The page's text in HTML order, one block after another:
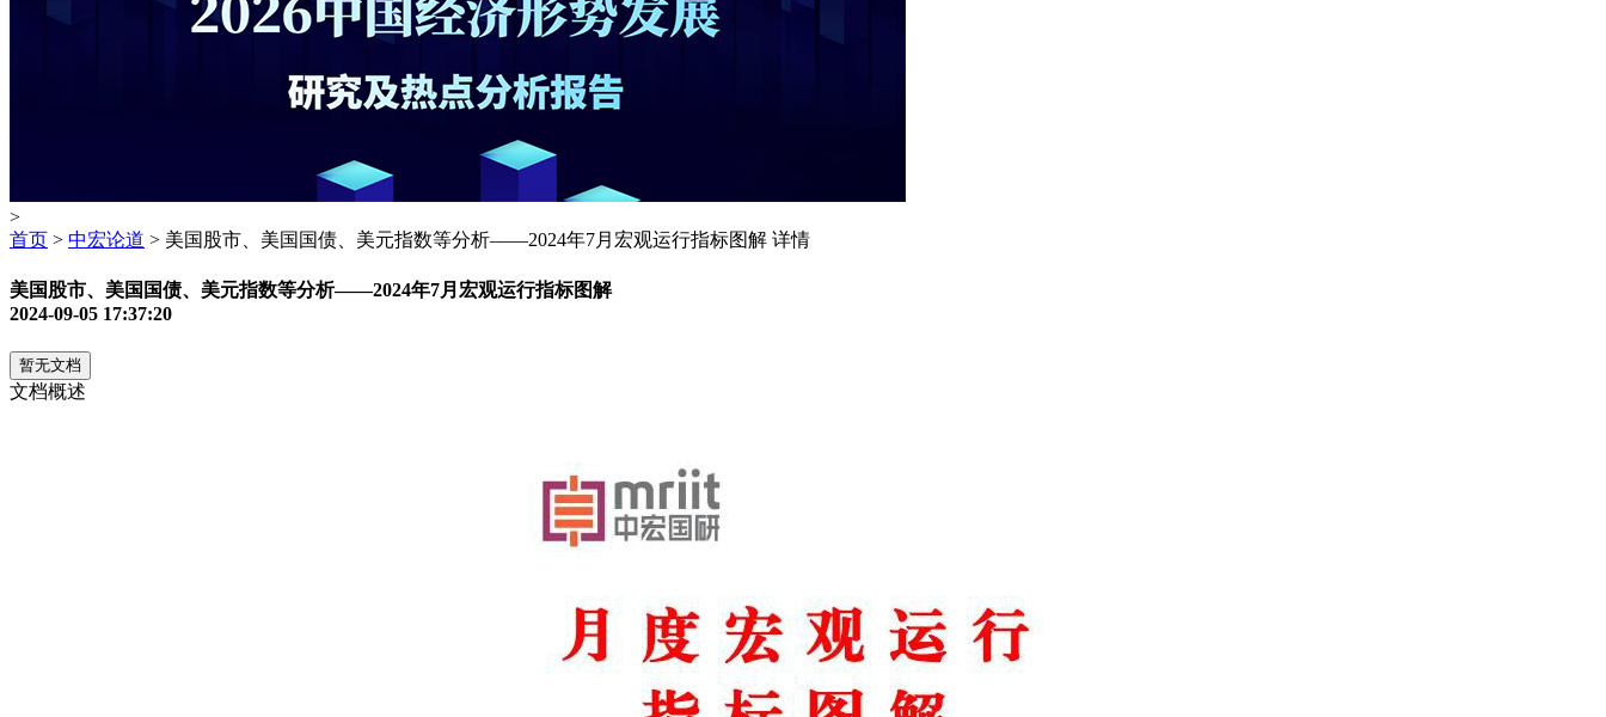
>
首页 > 中宏论道 > 美国股市、美国国债、美元指数等分析——2024年7月宏观运行指标图解 详情
美国股市、美国国债、美元指数等分析——2024年7月宏观运行指标图解
2024-09-05 17:37:20
暂无文档
文档概述